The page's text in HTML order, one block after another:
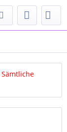
Sämtliche